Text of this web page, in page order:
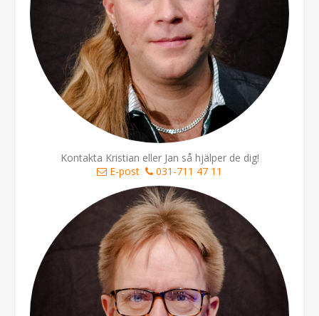
Kontakta Kristian eller Jan så hjälper de dig!
E-post
031-711 47 11